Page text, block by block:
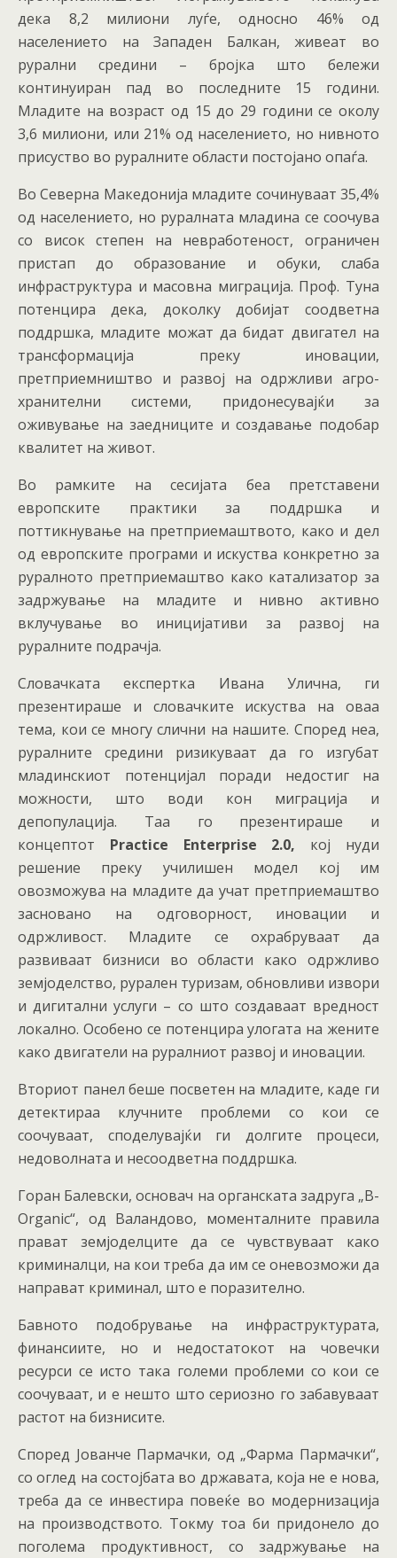
дека 8,2 милиони луѓе, односно 46% од
населението на Западен Балкан, живеат во
рурални средини – бројка што бележи
континуиран пад во последните 15 години.
Младите на возраст од 15 до 29 години се околу
3,6 милиони, или 21% од населението, но нивното
присуство во руралните области постојано опаѓа.
Во Северна Македонија младите сочинуваат 35,4%
од населението, но руралната младина се соочува
со висок степен на невработеност, ограничен
пристап до образование и обуки, слаба
инфраструктура и масовна миграција. Проф. Туна
потенцира дека, доколку добијат соодветна
поддршка, младите можат да бидат двигател на
трансформација преку иновации,
претприемништво и развој на одржливи агро-
хранителни системи, придонесувајќи за
оживување на заедниците и создавање подобар
квалитет на живот.
Во рамките на сесијата беа претставени
европските практики за поддршка и
поттикнување на претприемаштвото, како и дел
од европските програми и искуства конкретно за
руралното претприемаштво како катализатор за
задржување на младите и нивно активно
вклучување во иницијативи за развој на
руралните подрачја.
Словачката експертка Ивана Улична, ги
презентираше и словачките искуства на оваа
тема, кои се многу слични на нашите. Според неа,
руралните средини ризикуваат да го изгубат
младинскиот потенцијал поради недостиг на
можности, што води кон миграција и
депопулација. Таа го презентираше и
концептот Practice Enterprise 2.0, кој нуди
решение преку училишен модел кој им
овозможува на младите да учат претприемаштво
засновано на одговорност, иновации и
одржливост. Младите се охрабруваат да
развиваат бизниси во области како одржливо
земјоделство, рурален туризам, обновливи извори
и дигитални услуги – со што создаваат вредност
локално. Особено се потенцира улогата на жените
како двигатели на руралниот развој и иновации.
Вториот панел беше посветен на младите, каде ги
детектираа клучните проблеми со кои се
соочуваат, споделувајќи ги долгите процеси,
недоволната и несоодветна поддршка.
Горан Балевски, основач на органската задруга „B-
Organic“, од Валандово, моменталните правила
прават земјоделците да се чувствуваат како
криминалци, на кои треба да им се оневозможи да
направат криминал, што е поразително.
Бавното подобрување на инфраструктурата,
финансиите, но и недостатокот на човечки
ресурси се исто така големи проблеми со кои се
соочуваат, и е нешто што сериозно го забавуваат
растот на бизнисите.
Според Јованче Пармачки, од „Фарма Пармачки“,
со оглед на состојбата во државата, која не е нова,
треба да се инвестира повеќе во модернизација
на производството. Токму тоа би придонело до
поголема продуктивност, со задржување на